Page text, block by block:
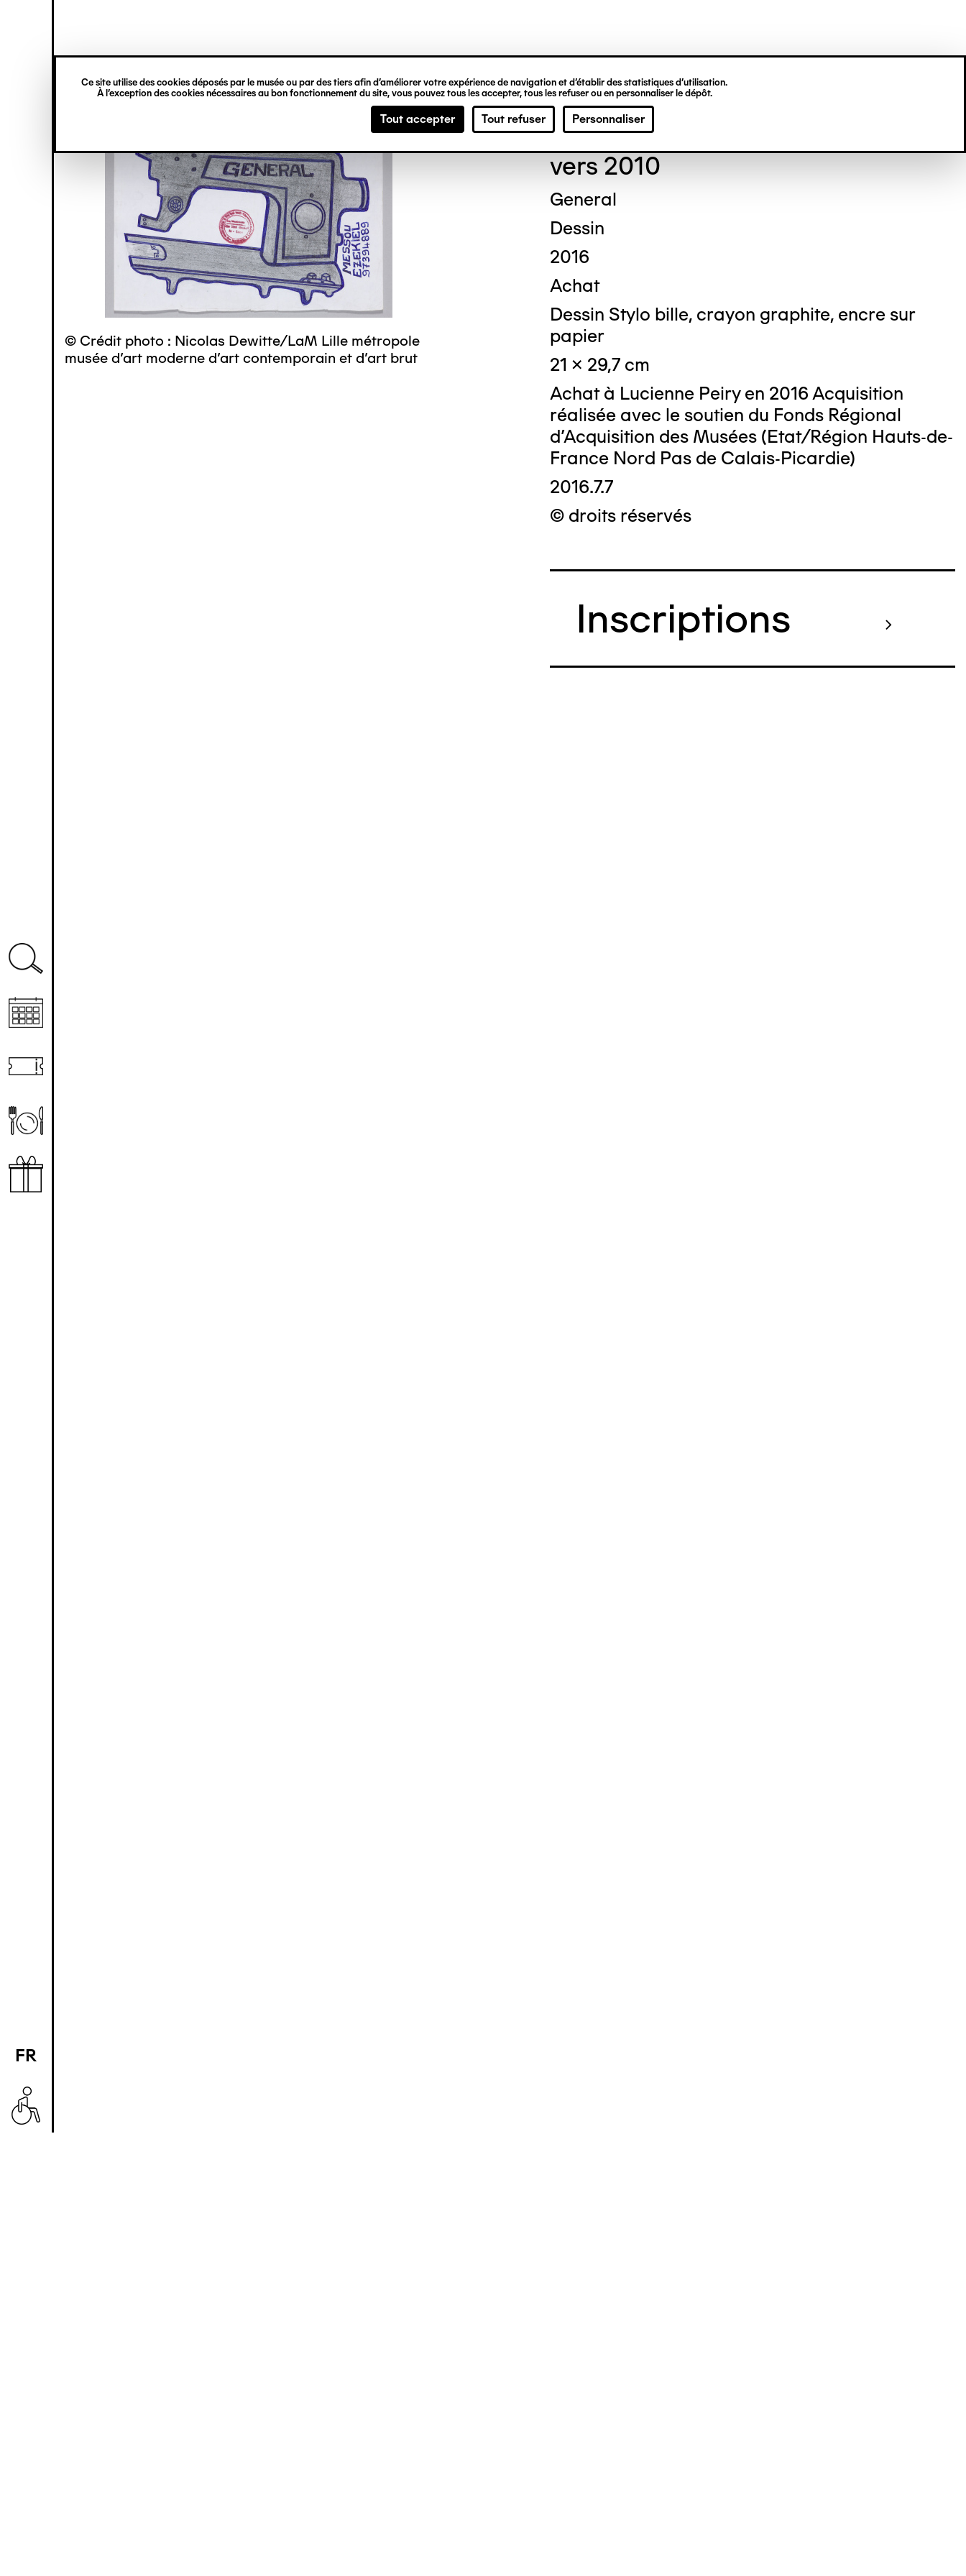
Ce site utilise des cookies déposés par le musée ou par des tiers afin d’améliorer votre expérience de navigation et d’établir des statistiques d’utilisation.
À l’exception des cookies nécessaires au bon fonctionnement du site, vous pouvez tous les accepter, tous les refuser ou en personnaliser le dépôt.
Tout accepter Tout refuser Personnaliser
principal
verticale
FR
EN
© Crédit photo : Nicolas Dewitte/LaM Lille métropole
musée d’art moderne d’art contemporain et d’art brut
Ezekiel MESSOU
vers 2010
General
Dessin
2016
Achat
Dessin Stylo bille, crayon graphite, encre sur
papier
21 x 29,7 cm
Achat à Lucienne Peiry en 2016 Acquisition
réalisée avec le soutien du Fonds Régional
d’Acquisition des Musées (Etat/Région Hauts-de-
France Nord Pas de Calais-Picardie)
2016.7.7
© droits réservés
Inscriptions